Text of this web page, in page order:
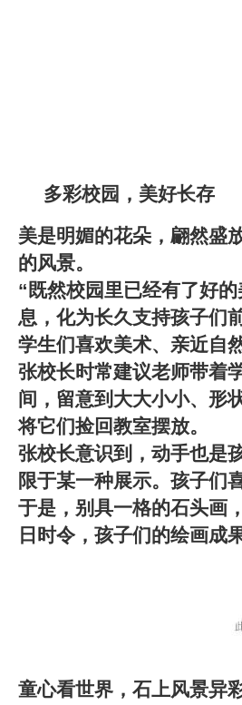
多彩校园，美好长存
美是明媚的花朵，翩然盛
的风景。
“既然校园里已经有了好
息，化为长久支持孩子们
学生们喜欢美术、亲近自
张校长时常建议老师带着
间，留意到大大小小、形
将它们捡回教室摆放。
张校长意识到，动手也是
限于某一种展示。 孩子们
于是，别具一格的石头画
日时令，孩子们的绘画成
童心看世界，石上风景异